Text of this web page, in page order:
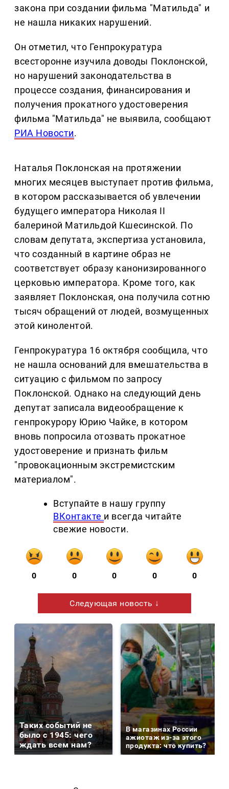
закона при создании фильма "Матильда" и
не нашла никаких нарушений.
Он отметил, что Генпрокуратура
всесторонне изучила доводы Поклонской,
но нарушений законодательства в
процессе создания, финансирования и
получения прокатного удостоверения
фильма "Матильда" не выявила, сообщают
РИА Новости.
Наталья Поклонская на протяжении
многих месяцев выступает против фильма,
в котором рассказывается об увлечении
будущего императора Николая II
балериной Матильдой Кшесинской. По
словам депутата, экспертиза установила,
что созданный в картине образ не
соответствует образу канонизированного
церковью императора. Кроме того, как
заявляет Поклонская, она получила сотню
тысяч обращений от людей, возмущенных
этой кинолентой.
Генпрокуратура 16 октября сообщила, что
не нашла оснований для вмешательства в
ситуацию с фильмом по запросу
Поклонской. Однако на следующий день
депутат записала видеообращение к
генпрокурору Юрию Чайке, в котором
вновь попросила отозвать прокатное
удостоверение и признать фильм
"провокационным экстремистским
материалом".
Вступайте в нашу группу
ВКонтакте и всегда читайте
свежие новости.
0 0 0 0 0
Следующая новость ↓
Таких событий не
было с 1945: чего
ждать всем нам?
В магазинах России
ажиотаж из-за этого
продукта: что купить?